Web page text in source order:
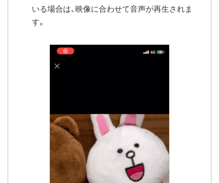
いる場合は、映像に合わせて音声が再生されま
す。